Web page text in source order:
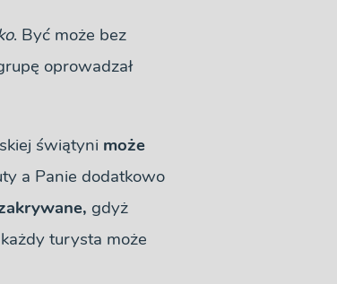
. Być może bez
oprowadzał
świątyni może
a Panie dodatkowo
gdyż
turysta może